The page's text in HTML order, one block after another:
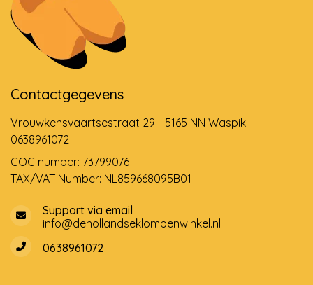
Contactgegevens
Vrouwkensvaartsestraat 29 - 5165 NN Waspik
0638961072
COC number: 73799076
TAX/VAT Number: NL859668095B01
Support via email
info@dehollandseklompenwinkel.nl
0638961072